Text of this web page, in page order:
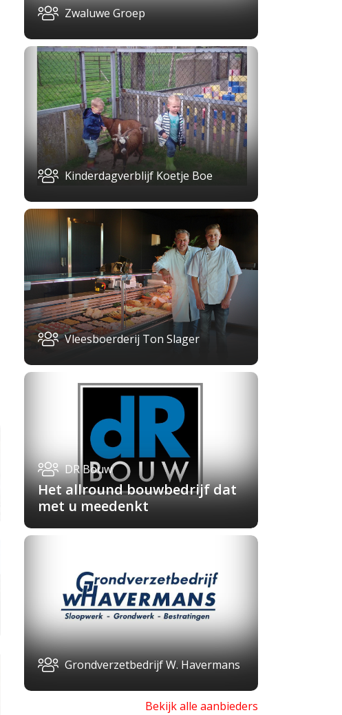
Zwaluwe Groep
Kinderdagverblijf Koetje Boe
Vleesboerderij Ton Slager
DR Bouw
Het allround bouwbedrijf dat
met u meedenkt
Grondverzetbedrijf W. Havermans
Bekijk alle aanbieders